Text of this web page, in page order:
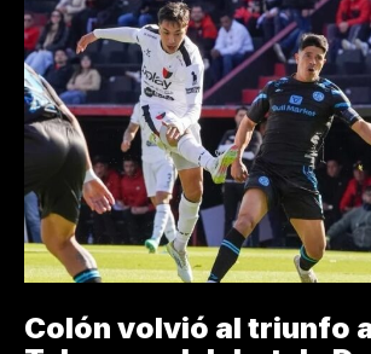
Colón volvió al triunfo